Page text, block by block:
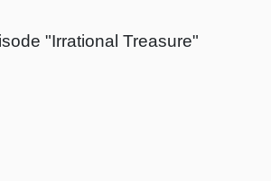
"Irrational Treasure"